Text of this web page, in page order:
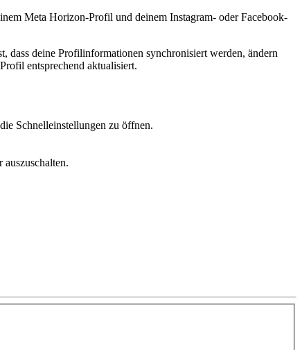
Meta Horizon-Profil und deinem Instagram- oder Facebook-
dass deine Profilinformationen synchronisiert werden, ändern
entsprechend aktualisiert.
Schnelleinstellungen zu öffnen.
auszuschalten.